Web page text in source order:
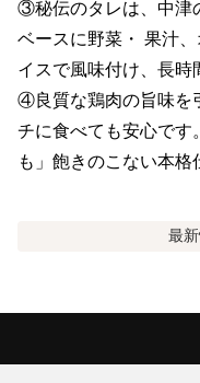
③秘伝のタレは、中津
ベースに野菜・ 果汁
イスで風味付け、長時
④良質な鶏肉の旨味を
チに食べても安心です
も」飽きのこない本格
最